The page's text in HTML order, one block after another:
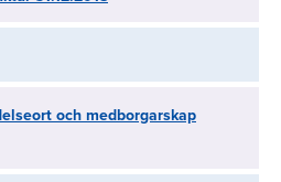
och medborgarskap